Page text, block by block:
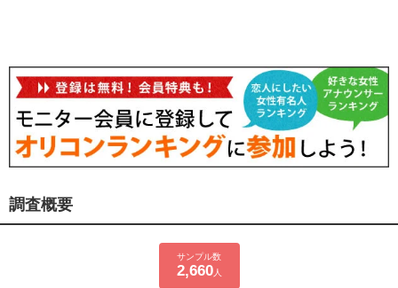
調査概要
サンプル数
2,660人